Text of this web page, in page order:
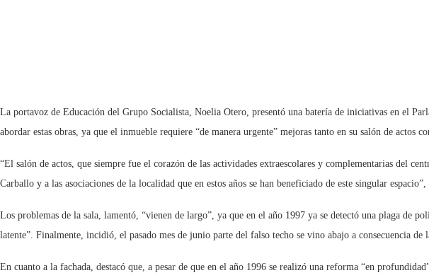
La portavoz de Educación del Grupo Socialista, Noelia Otero, presentó una batería de iniciativas en el
abordar estas obras, ya que el inmueble requiere “de manera urgente” mejoras tanto en su salón de actos
“El salón de actos, que siempre fue el corazón de las actividades extraescolares y complementarias del
Carballo y a las asociaciones de la localidad que en estos años se han beneficiado de este singular
Los problemas de la sala, lamentó, “vienen de largo”, ya que en el año 1997 ya se detectó una plaga de
latente”. Finalmente, incidió, el pasado mes de junio parte del falso techo se vino abajo a consecuencia
En cuanto a la fachada, destacó que, a pesar de que en el año 1996 se realizó una reforma “en